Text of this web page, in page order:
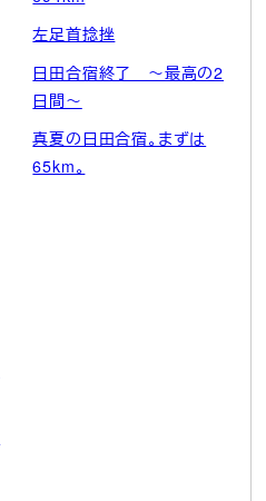
左足首捻挫
日田合宿終了 ～最高の2
日間～
真夏の日田合宿。まずは
65km。